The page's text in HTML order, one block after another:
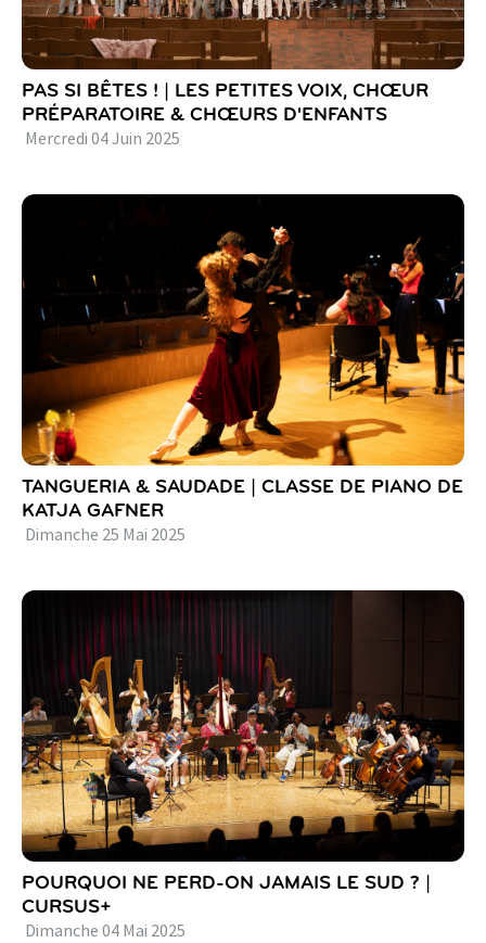
PAS SI BÊTES ! | LES PETITES VOIX, CHŒUR
PRÉPARATOIRE & CHŒURS D'ENFANTS
Mercredi 04Juin 2025
TANGUERIA & SAUDADE | CLASSE DE PIANO DE
KATJA GAFNER
Dimanche 25 Mai 2025
POURQUOI NE PERD-ON JAMAIS LE SUD ? |
CURSUS+
Dimanche 04 Mai 2025